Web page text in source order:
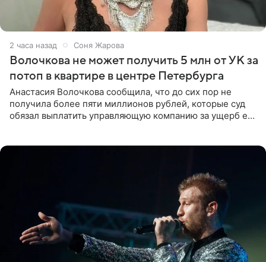
2 часа назад Соня Жарова
Волочкова не может получить 5 млн от УК за
потоп в квартире в центре Петербурга
Анастасия Волочкова сообщила, что до сих пор не
получила более пяти миллионов рублей, которые суд
обязал выплатить управляющую компанию за ущерб ее